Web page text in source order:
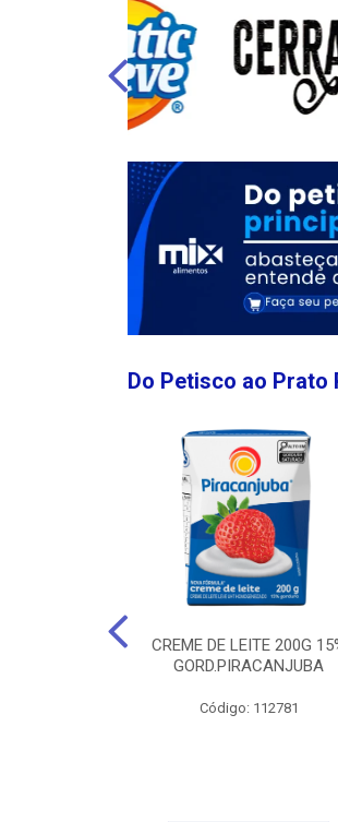
Do Petisco ao Prato
CREME DE LEITE 200G
GORD.PIRACANJUBA
Código: 112781